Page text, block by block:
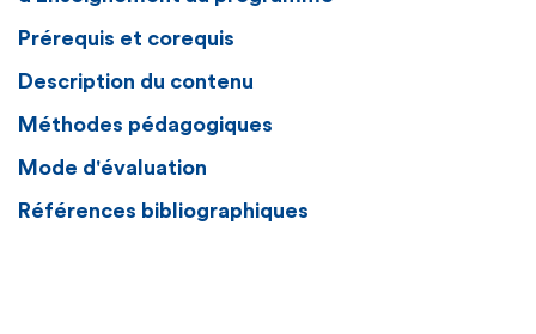
Prérequis et corequis
Description du contenu
Méthodes pédagogiques
Mode d'évaluation
Références bibliographiques